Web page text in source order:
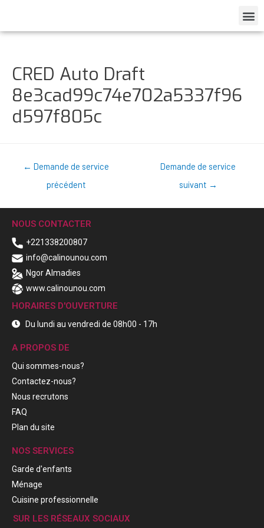
CRED Auto Draft
8e3cad99c74e702a5337f96
d597f805c
← Demande de service
précédent
Demande de service
suivant →
NOUS CONTACTER
+221338200807
info@calinounou.com
Ngor Almadies
www.calinounou.com
HORAIRES D'OUVERTURE
Du lundi au vendredi de 08h00 - 17h
A PROPOS DE
Qui sommes-nous?
Contactez-nous?
Nous recrutons
FAQ
Plan du site
NOS SERVICES
Garde d'enfants
Ménage
Cuisine professionnelle
SUR LES RÉSEAUX SOCIAUX